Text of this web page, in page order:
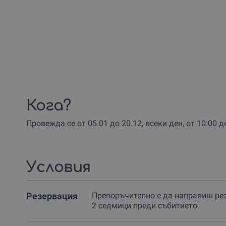
Кога?
Провежда се от 05.01 до 20.12, всеки ден, от 10:00
Условия
Резервация
Препоръчително е да направиш
2 седмици преди събитието.